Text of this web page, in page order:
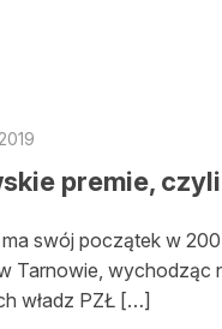
rubryki
polowań
i księżyc
premie,
swój początek w
Tarnowie, wychodząc
władz PZŁ […]